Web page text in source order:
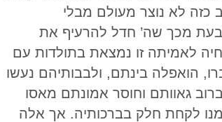
כזה לא נוצר מעולם מבלי
מכך שה’ חדל להרעיף את
לאמיתה זו נמצאת בתולדות עם
הואפלה בינתם, ולבבותיהם נעשו
גאוותם וחוסר אמונתם מאסו
לקחת חלק בברכותיה. אך אלה